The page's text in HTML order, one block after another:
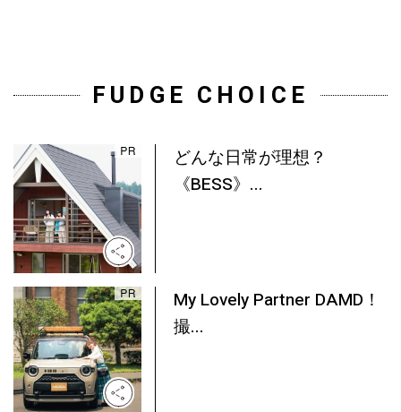
FUDGE CHOICE
どんな日常が理想？
《BESS》...
My Lovely Partner DAMD！
撮...